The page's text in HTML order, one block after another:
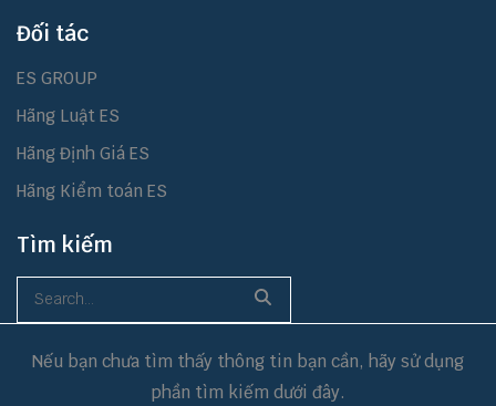
Đối tác
ES GROUP
Hãng Luật ES
Hãng Định Giá ES
Hãng Kiểm toán ES
Tìm kiếm
Nếu bạn chưa tìm thấy thông tin bạn cần, hãy sử dụng
phần tìm kiếm dưới đây.